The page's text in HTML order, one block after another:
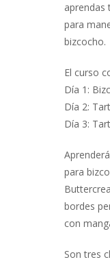
aprendas
para
bizcocho.
El curso
Día 1:
Día 2:
Día 3:
para
bordes
con
Son tres